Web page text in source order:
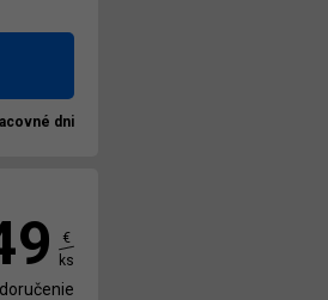
dni
€
ks
doručenie